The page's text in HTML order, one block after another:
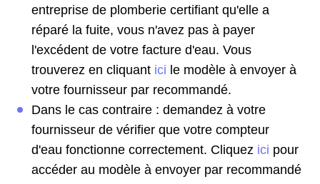
entreprise de plomberie certifiant qu'elle a
réparé la fuite, vous n'avez pas à payer
l'excédent de votre facture d'eau. Vous
trouverez en cliquant ici le modèle à envoyer à
votre fournisseur par recommandé.
Dans le cas contraire : demandez à votre
fournisseur de vérifier que votre compteur
d'eau fonctionne correctement. Cliquez ici pour
accéder au modèle à envoyer par recommandé